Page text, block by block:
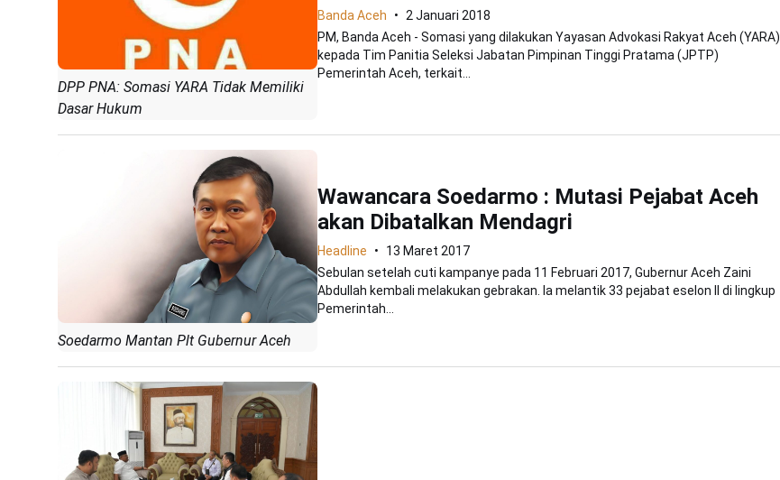
DPP PNA: Somasi YARA Tidak Memiliki
Dasar Hukum
Banda Aceh
2 Januari 2018
PM, Banda Aceh - Somasi yang dilakukan Yayasan Advokasi Rakyat Aceh (YARA)
kepada Tim Panitia Seleksi Jabatan Pimpinan Tinggi Pratama (JPTP)
Pemerintah Aceh, terkait...
Soedarmo Mantan Plt Gubernur Aceh
Wawancara Soedarmo : Mutasi Pejabat Aceh
akan Dibatalkan Mendagri
Headline
13 Maret 2017
Sebulan setelah cuti kampanye pada 11 Februari 2017, Gubernur Aceh Zaini
Abdullah kembali melakukan gebrakan. Ia melantik 33 pejabat eselon II di lingkup
Pemerintah...